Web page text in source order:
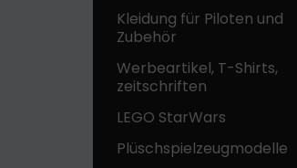
Kleidung für Piloten und
Zubehör
Werbeartikel, T-Shirts,
zeitschriften
LEGO StarWars
Plüschspielzeugmodelle